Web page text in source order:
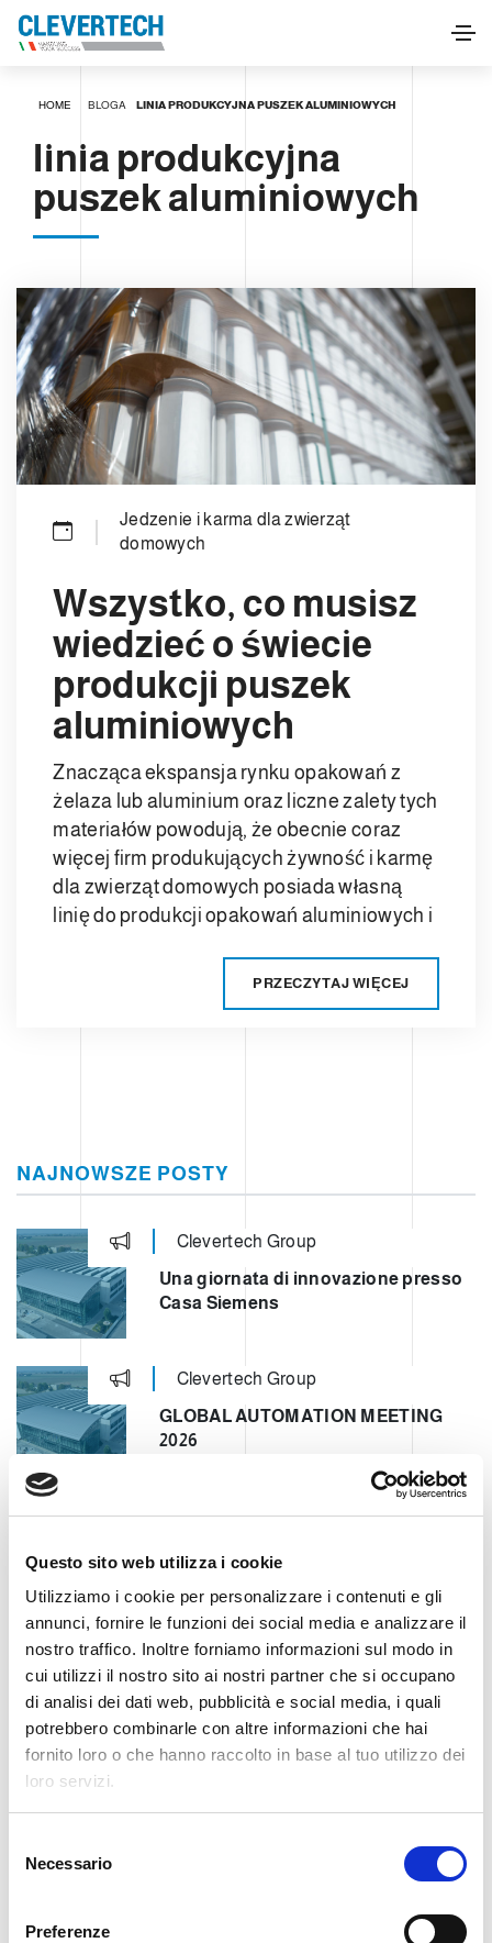
Questo sito web utilizza i cookie
Utilizziamo i cookie per personalizzare i contenuti e gli
annunci, fornire le funzioni dei social media e analizzare il
nostro traffico. Inoltre forniamo informazioni sul modo in
cui utilizzi il nostro sito ai nostri partner che si occupano
di analisi dei dati web, pubblicità e social media, i quali
potrebbero combinarle con altre informazioni che hai
fornito loro o che hanno raccolto in base al tuo utilizzo dei
loro servizi.
Necessario
Preferenze
HOME BLOGA LINIA PRODUKCYJNA PUSZEK ALUMINIOWYCH
linia produkcyjna
puszek aluminiowych
Jedzenie i karma dla zwierząt
domowych
Wszystko, co musisz
wiedzieć o świecie
produkcji puszek
aluminiowych
Znacząca ekspansja rynku opakowań z
żelaza lub aluminium oraz liczne zalety tych
materiałów powodują, że obecnie coraz
więcej firm produkujących żywność i karmę
dla zwierząt domowych posiada własną
linię do produkcji opakowań aluminiowych i
PRZECZYTAJ WIĘCEJ
NAJNOWSZE POSTY
Clevertech Group
Una giornata di innovazione presso
Casa Siemens
Clevertech Group
GLOBAL AUTOMATION MEETING
2026
Clevertech Group
VI PRESENTIAMO LA NOSTRA
COMMERCE
Clevertech Group
LE POSIZIONI APERTE
AUMENTANO. I LAVORATORI
QUALIFICATI NO